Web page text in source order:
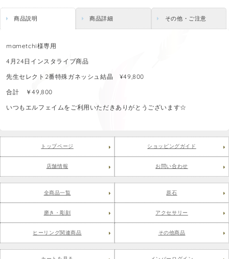
商品説明 商品詳細 その他・ご注意
mametchi様専用
4月24日インスタライブ商品
先生セレクト2番特殊ガネッシュ結晶 ¥49,800
合計 ￥49,800
いつもエルフェイムをご利用いただきありがとうございます☆
トップページ ショッピングガイド
店舗情報 お問い合わせ
全商品一覧 原石
磨き・彫刻 アクセサリー
ヒーリング関連商品 その他商品